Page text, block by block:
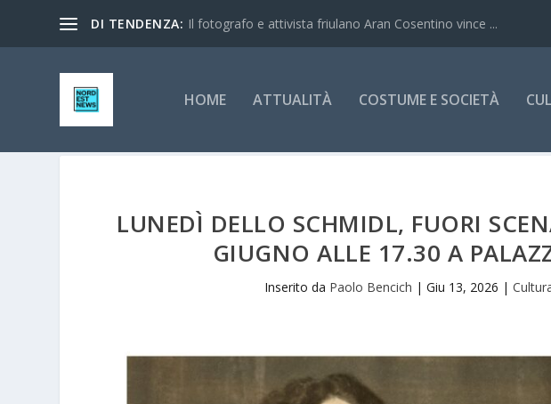
DI TENDENZA: Il fotografo e attivista friulano Aran Cosentino vince ...
HOME ATTUALITÀ COSTUME E SOCIETÀ
LUNEDÌ DELLO SCHMIDL, FUORI
GIUGNO ALLE 17.30 A
Inserito da Paolo Bencich |Giu 13, 2026 |